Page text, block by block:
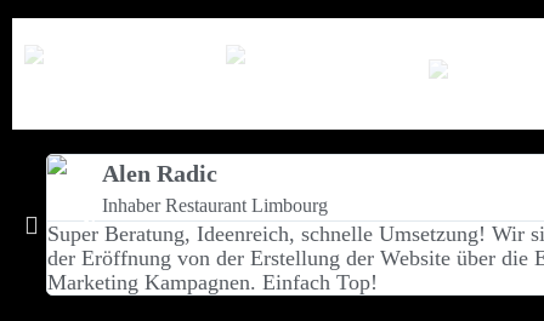
Alen Radic
Inhaber Restaurant Limbourg
Super Beratung, Ideenreich, schnelle Umsetzung! Wir
der Eröffnung von der Erstellung der Website über
Marketing Kampagnen. Einfach Top!